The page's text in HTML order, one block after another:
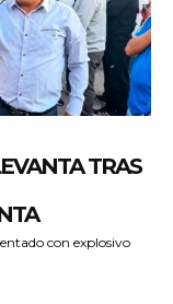
TRAS
con explosivo